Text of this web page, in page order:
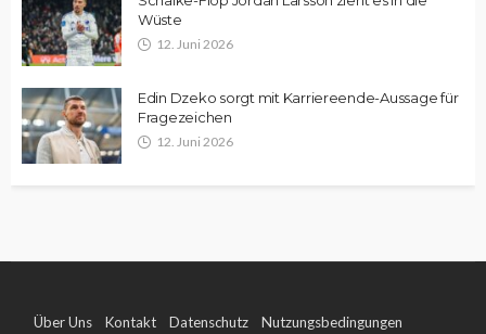
Wüste
12. Juni 2026
Edin Dzeko sorgt mit Karriereende-Aussage für
Fragezeichen
12. Juni 2026
Über Uns Kontakt Datenschutz Nutzungsbedingungen